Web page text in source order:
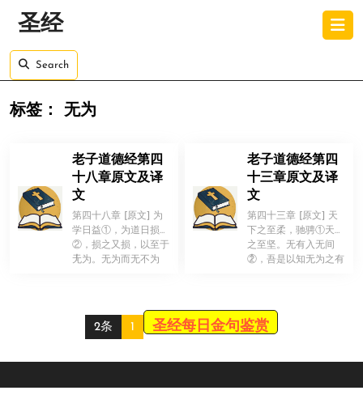
圣经
Search
标签： 无为
老子道德经第四
十八章原文及译
文
第四十八章 [原文] 为
学日益①，为道日损
②，损之又损，以至于
无为。无为而无不为
！
老子道德经第四
十三章原文及译
文
第四十三章 [原文] 天
下之至柔，驰骋①天下
之至坚。无有入无间
②，吾是以知无为之有
！
2条 1 圣经每日金句鉴赏